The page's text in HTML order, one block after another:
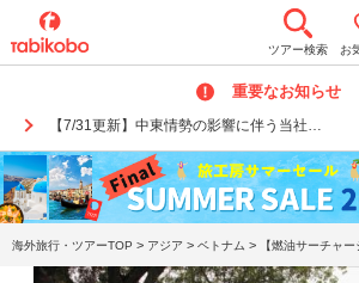
ツアー検索 お
重要なお知らせ
【7/31更新】中東情勢の影響に伴う当社…
海外旅行・ツアーTOP > アジア > ベトナム > 【燃油サーチャ